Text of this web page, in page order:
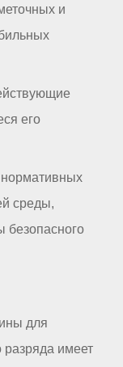
и
его
среды,
для
разряда имеет